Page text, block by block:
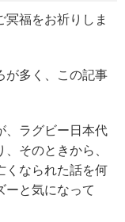
冥福をお祈りしま
が多く、この記事
、ラグビー日本代
そのときから、
くなられた話を何
ーと気になって